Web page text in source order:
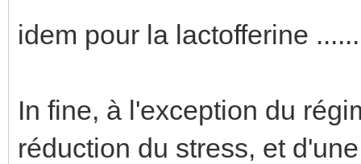
idem pour la lactofferine
In fine, à l'exception du
réduction du stress, et